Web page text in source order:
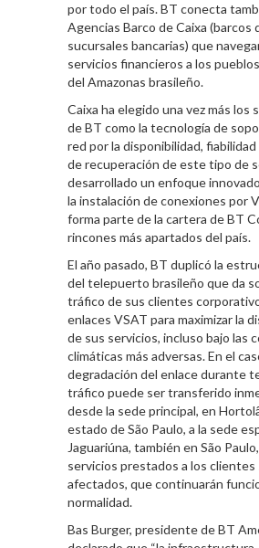
por todo el país. BT conecta
Agencias Barco de Caixa (barcos
sucursales bancarias) que
servicios financieros a los
del Amazonas brasileño.
Caixa ha elegido una vez más los
de BT como la tecnología de
red por la disponibilidad, fiabilidad
de recuperación de este tipo de
desarrollado un enfoque
la instalación de conexiones por
forma parte de la cartera de BT
rincones más apartados del país.
El año pasado, BT duplicó la
del telepuerto brasileño que da
tráfico de sus clientes
enlaces VSAT para maximizar la
de sus servicios, incluso bajo las
climáticas más adversas. En el
degradación del enlace durante
tráfico puede ser transferido
desde la sede principal, en
estado de São Paulo, a la sede
Jaguariúna, también en São
servicios prestados a los clientes
afectados, que continuarán
normalidad.
Bas Burger, presidente de BT